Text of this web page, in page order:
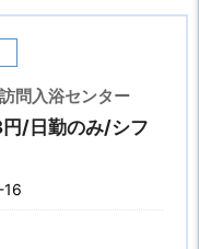
問入浴センター
/日勤のみ/シフ
16